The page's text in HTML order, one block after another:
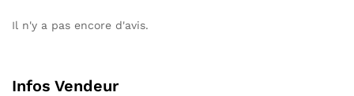
Il n'y a pas encore d'avis.
Infos Vendeur